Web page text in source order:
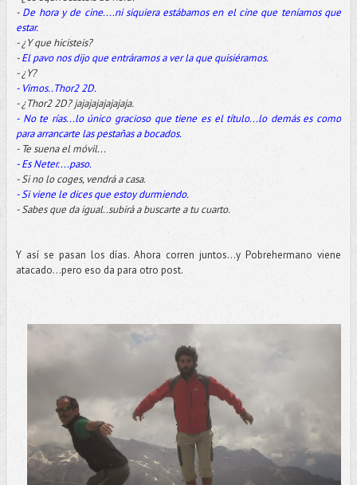
- De hora y de cine....ni siquiera estábamos en el cine que teníamos que
estar.
- ¿Y que hicisteis?
-El pavo nos dijo que entráramos a ver la que quisiéramos.
- ¿Y?
- Vimos..Thor2 2D.
- ¿Thor2 2D? jajajajajajajaja.
- No te rías...lo único gracioso que tiene es el título...lo demás es como
para arrancarte las pestañas a bocados.
- Te suena el móvil...
- Es Neter....paso.
- Si no lo coges, vendrá a casa.
- Si viene le dices que estoy durmiendo.
- Sabes que da igual..subirá a buscarte a tu cuarto.
Y así se pasan los días. Ahora corren juntos...y Pobrehermano viene
atacado...pero eso da para otro post.